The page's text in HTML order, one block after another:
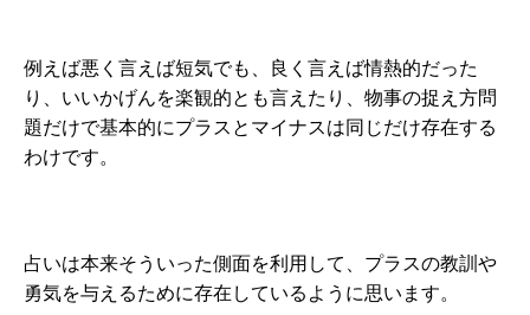
例えば悪く言えば短気でも、良く言えば情熱的だった
り、いいかげんを楽観的とも言えたり、物事の捉え方問
題だけで基本的にプラスとマイナスは同じだけ存在する
わけです。
占いは本来そういった側面を利用して、プラスの教訓や
勇気を与えるために存在しているように思います。